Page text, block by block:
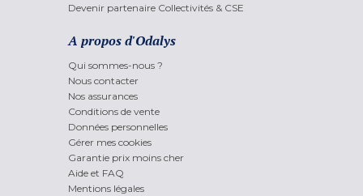
Devenir partenaire Collectivités & CSE
A propos d'Odalys
Qui sommes-nous ?
Nous contacter
Nos assurances
Conditions de vente
Données personnelles
Gérer mes cookies
Garantie prix moins cher
Aide et FAQ
Mentions légales